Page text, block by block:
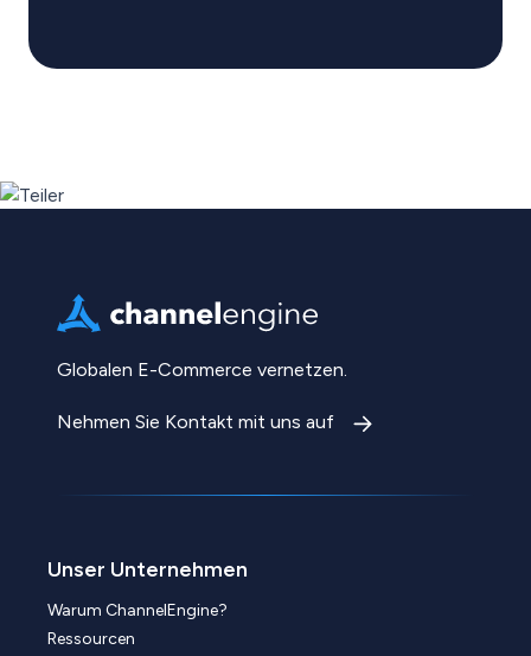
Globalen E-Commerce vernetzen.
Nehmen Sie Kontakt mit uns auf
Unser Unternehmen
Warum ChannelEngine?
Ressourcen